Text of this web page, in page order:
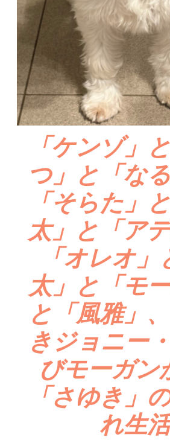
「ケンゾ」
つ」と「な
「そらた」
太」と「ア
「オレオ
太」と「モ
と「風雅」
きジョニー
びモーガン
「さゆき」
れ生活